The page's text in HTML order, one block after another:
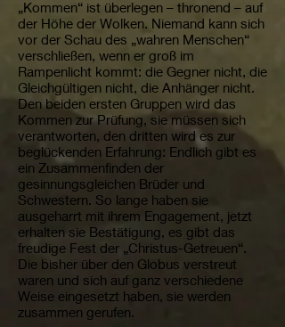
„Kommen“ ist überlegen – thronend – auf
der Höhe der Wolken. Niemand kann sich
vor der Schau des „wahren Menschen“
verschließen, wenn er groß im
Rampenlicht kommt: die Gegner nicht, die
Gleichgültigen nicht, die Anhänger nicht.
Den beiden ersten Gruppen wird das
Kommen zur Prüfung, sie müssen sich
verantworten, den dritten wird es zur
beglückenden Erfahrung: Endlich gibt es
ein Zusammenfinden der
gesinnungsgleichen Brüder und
Schwestern. So lange haben sie
ausgeharrt mit ihrem Engagement, jetzt
erhalten sie Bestätigung, es gibt das
freudige Fest der „Christus-Getreuen“.
Die bisher über den Globus verstreut
waren und sich auf ganz verschiedene
Weise eingesetzt haben, sie werden
zusammen gerufen.